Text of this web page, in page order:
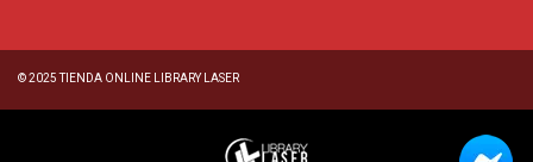
© 2025TIENDA ONLINE LIBRARY LASER